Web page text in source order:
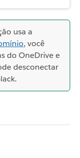
usa a
, você
do OneDrive e
desconectar